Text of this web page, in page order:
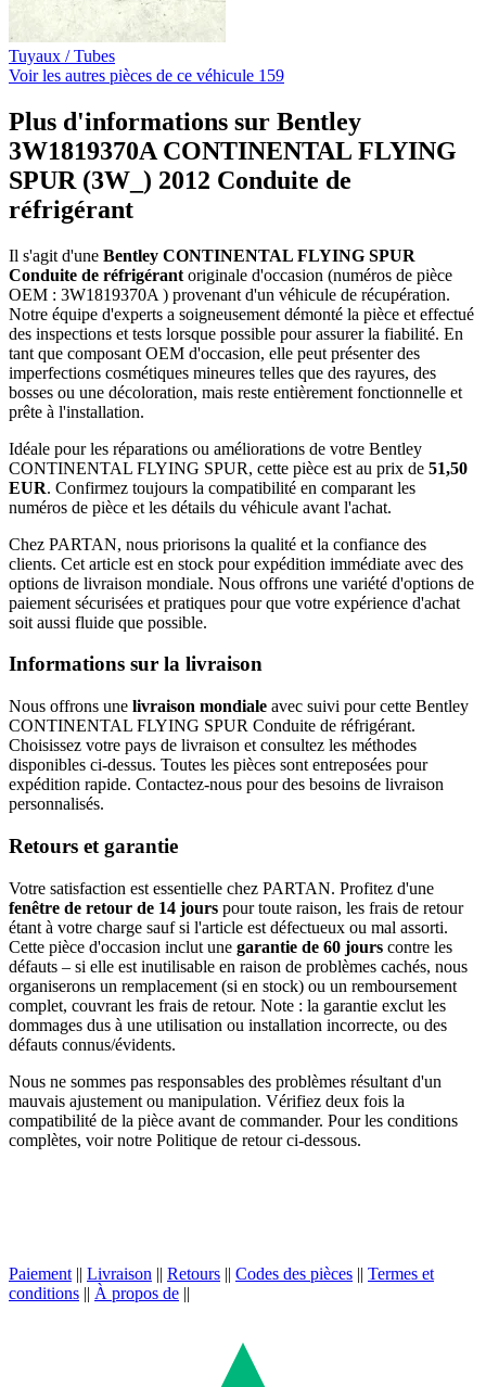
Tuyaux / Tubes
Voir les autres pièces de ce véhicule 159
Plus d'informations sur Bentley
3W1819370A CONTINENTAL FLYING
SPUR (3W_) 2012 Conduite de
réfrigérant
Il s'agit d'une Bentley CONTINENTAL FLYING SPUR
Conduite de réfrigérant originale d'occasion (numéros de pièce
OEM : 3W1819370A ) provenant d'un véhicule de récupération.
Notre équipe d'experts a soigneusement démonté la pièce et effectué
des inspections et tests lorsque possible pour assurer la fiabilité. En
tant que composant OEM d'occasion, elle peut présenter des
imperfections cosmétiques mineures telles que des rayures, des
bosses ou une décoloration, mais reste entièrement fonctionnelle et
prête à l'installation.
Idéale pour les réparations ou améliorations de votre Bentley
CONTINENTAL FLYING SPUR, cette pièce est au prix de 51,50
EUR. Confirmez toujours la compatibilité en comparant les
numéros de pièce et les détails du véhicule avant l'achat.
Chez PARTAN, nous priorisons la qualité et la confiance des
clients. Cet article est en stock pour expédition immédiate avec des
options de livraison mondiale. Nous offrons une variété d'options de
paiement sécurisées et pratiques pour que votre expérience d'achat
soit aussi fluide que possible.
Informations sur la livraison
Nous offrons une livraison mondiale avec suivi pour cette Bentley
CONTINENTAL FLYING SPUR Conduite de réfrigérant.
Choisissez votre pays de livraison et consultez les méthodes
disponibles ci-dessus. Toutes les pièces sont entreposées pour
expédition rapide. Contactez-nous pour des besoins de livraison
personnalisés.
Retours et garantie
Votre satisfaction est essentielle chez PARTAN. Profitez d'une
fenêtre de retour de 14 jours pour toute raison, les frais de retour
étant à votre charge sauf si l'article est défectueux ou mal assorti.
Cette pièce d'occasion inclut une garantie de 60 jours contre les
défauts – si elle est inutilisable en raison de problèmes cachés, nous
organiserons un remplacement (si en stock) ou un remboursement
complet, couvrant les frais de retour. Note : la garantie exclut les
dommages dus à une utilisation ou installation incorrecte, ou des
défauts connus/évidents.
Nous ne sommes pas responsables des problèmes résultant d'un
mauvais ajustement ou manipulation. Vérifiez deux fois la
compatibilité de la pièce avant de commander. Pour les conditions
complètes, voir notre Politique de retour ci-dessous.
Paiement || Livraison || Retours || Codes des pièces || Termes et
conditions || À propos de ||